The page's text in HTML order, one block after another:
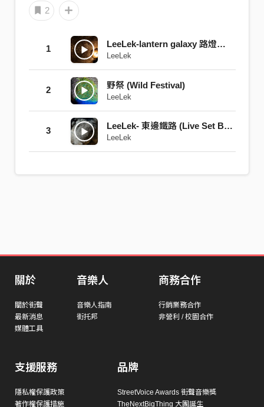
2
1 LeeLek-lantern galaxy 路燈銀河
LeeLek
2 野祭 (Wild Festival)
LeeLek
3 LeeLek- 東邊鐵路 (Live Set Beginning version)
LeeLek
關於
關於街聲
最新消息
媒體工具
音樂人
音樂人指南
街托邦
商務合作
行銷業務合作
非營利 / 校園合作
支援服務
隱私權保護政策
著作權保護措施
品牌
StreetVoice Awards 街聲音樂獎
TheNextBigThing 大團誕生